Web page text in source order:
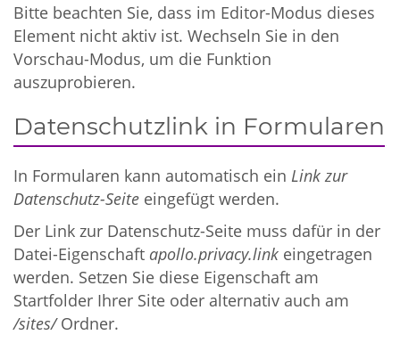
Bitte beachten Sie, dass im Editor-Modus dieses
Element nicht aktiv ist. Wechseln Sie in den
Vorschau-Modus, um die Funktion
auszuprobieren.
Datenschutzlink in Formularen
In Formularen kann automatisch ein Link zur
Datenschutz-Seite eingefügt werden.
Der Link zur Datenschutz-Seite muss dafür in der
Datei-Eigenschaft apollo.privacy.link eingetragen
werden. Setzen Sie diese Eigenschaft am
Startfolder Ihrer Site oder alternativ auch am
/sites/Ordner.